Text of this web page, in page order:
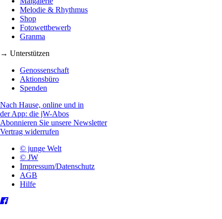
Melodie & Rhythmus
Shop
Fotowettbewerb
Granma
→ Unterstützen
Genossenschaft
Aktionsbüro
Spenden
Nach Hause, online und in
der App: die jW-Abos
Abonnieren Sie unsere Newsletter
Vertrag widerrufen
© junge Welt
© JW
Impressum/Datenschutz
AGB
Hilfe